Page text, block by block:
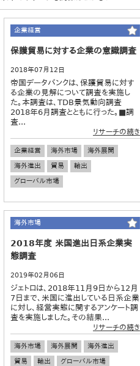
企業経営
保護貿易に対する企業の意識調査
2018年07月12日
帝国データバンクは、保護貿易に対す
る企業の見解について調査を実施し
た。本調査は、TDB景気動向調査
2018年6月調査とともに行った。■調
査...
リサーチの続き
企業経営 海外市場
海外展開
海外進出
貿易
輸出
グローバル市場
海外市場
2018年度 米国進出日系企業実
態調査
2019年02月06日
ジェトロは、2018年11月9日から12月
7日まで、米国に進出している日系企業
に対し、経営実態に関するアンケート調
査を実施しました。その結果...
リサーチの続き
海外市場 海外展開
海外進出
貿易
輸出
グローバル市場